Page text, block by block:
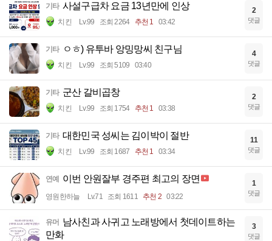
기타 사설구급차 요금 13년만에 인상
치킨 Lv.99 조회 2264 추천 1 03:42
2
댓글
기타 ㅇㅎ) 유투바 앙밍망씨 친구님
치킨 Lv.99 조회 5109 03:40
4
댓글
기타 군산 갈비곱창
치킨 Lv.99 조회 1754 추천 1 03:38
2
댓글
기타 대한민국 성씨는 김이박이 절반
치킨 Lv.99 조회 1687 추천 1 03:34
11
댓글
연예 이번 안원잘부 경주편 최고의 장면
영원한하늘 Lv.71 조회 1611 추천 2 03:22
1
댓글
유머 남사친과 사귀고 노래방에서 첫데이트하는
만화
3
댓글